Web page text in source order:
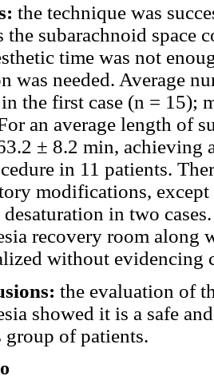
the technique was
the subarachnoid space
time was not
was needed. Average
the first case (n = 15);
an average length of
± 8.2 min, achieving
in 11 patients.
modifications,
desaturation in two
recovery room along
without evidencing
the evaluation of
showed it is a safe
of patients.